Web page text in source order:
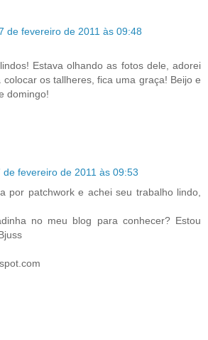
de fevereiro de 2011 às 09:48
Estava olhando as fotos dele, adorei
colocar os tallheres, fica uma graça! Beijo e
domingo!
de fevereiro de 2011 às 09:53
por patchwork e achei seu trabalho lindo,
no meu blog para conhecer? Estou